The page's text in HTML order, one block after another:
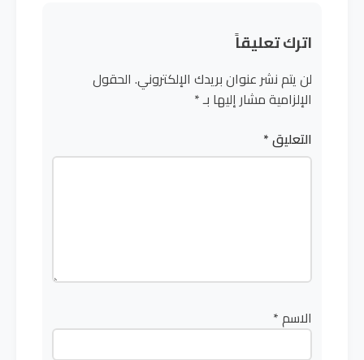
اترك تعليقاً
لن يتم نشر عنوان بريدك الإلكتروني. الحقول
الإلزامية مشار إليها بـ*
التعليق*
الاسم*